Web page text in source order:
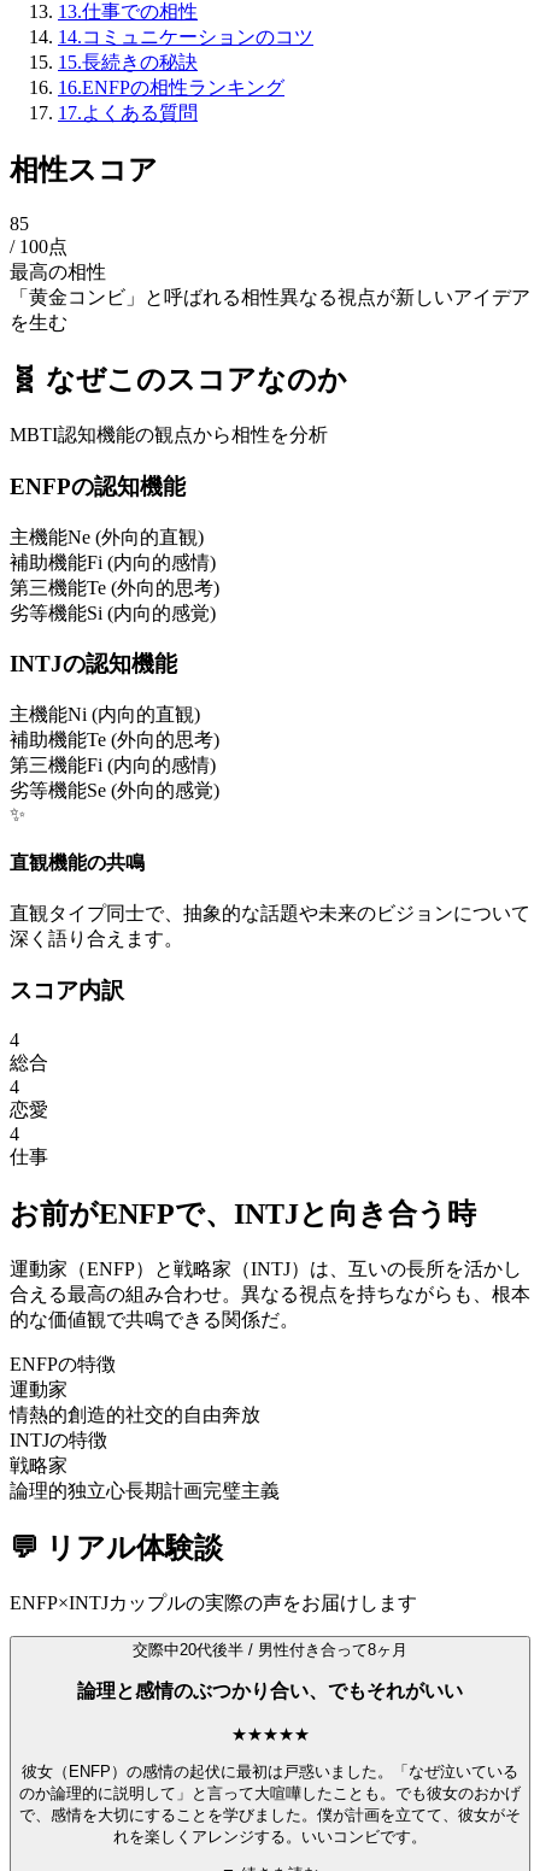
13.仕事での相性
14.コミュニケーションのコツ
15.長続きの秘訣
16.ENFPの相性ランキング
17.よくある質問
相性スコア
85
/ 100点
最高の相性
「黄金コンビ」と呼ばれる相性異なる視点が新しいアイデア
を生む
🧬 なぜこのスコアなのか
MBTI認知機能の観点から相性を分析
ENFPの認知機能
主機能Ne (外向的直観)
補助機能Fi (内向的感情)
第三機能Te (外向的思考)
劣等機能Si (内向的感覚)
INTJの認知機能
主機能Ni (内向的直観)
補助機能Te (外向的思考)
第三機能Fi (内向的感情)
劣等機能Se (外向的感覚)
✨
直観機能の共鳴
直観タイプ同士で、抽象的な話題や未来のビジョンについて
深く語り合えます。
スコア内訳
4
総合
4
恋愛
4
仕事
お前がENFPで、 INTJと向き合う時
運動家（ENFP）と戦略家（INTJ）は、互いの長所を活かし
合える最高の組み合わせ。異なる視点を持ちながらも、根本
的な価値観で共鳴できる関係だ。
ENFPの特徴
運動家
情熱的創造的社交的自由奔放
INTJの特徴
戦略家
論理的独立心長期計画完璧主義
💬 リアル体験談
ENFP×INTJカップルの実際の声をお届けします
交際中20代後半 / 男性付き合って8ヶ月
論理と感情のぶつかり合い、でもそれがいい
★★★★★
彼女（ENFP）の感情の起伏に最初は戸惑いました。「なぜ泣いている
のか論理的に説明して」と言って大喧嘩したことも。でも彼女のおかげ
で、感情を大切にすることを学びました。僕が計画を立てて、彼女がそ
れを楽しくアレンジする。いいコンビです。